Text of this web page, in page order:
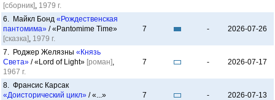
[сборник], 1979 г.
6. Майкл Бонд «Рождественская
пантомима» / «Pantomime Time»
[сказка], 1979 г.
7 - 2026-07-26
7. Роджер Желязны «Князь
Света» / «Lord of Light» [роман],
1967 г.
7 - 2026-07-17
8. Франсис Карсак
«Доисторический цикл» / «...»
7 - 2026-07-13